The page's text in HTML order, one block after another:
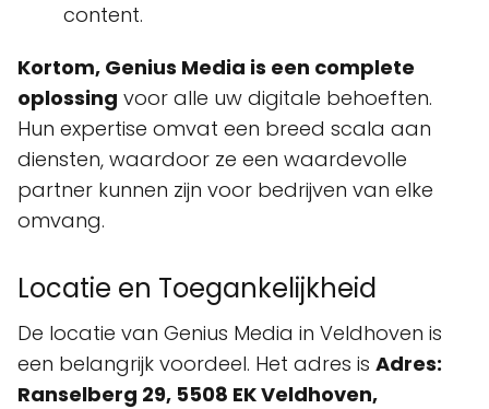
content.
Kortom, Genius Media is een complete
oplossing voor alle uw digitale behoeften.
Hun expertise omvat een breed scala aan
diensten, waardoor ze een waardevolle
partner kunnen zijn voor bedrijven van elke
omvang.
Locatie en Toegankelijkheid
De locatie van Genius Media in Veldhoven is
een belangrijk voordeel. Het adres is Adres:
Ranselberg 29, 5508 EK Veldhoven,